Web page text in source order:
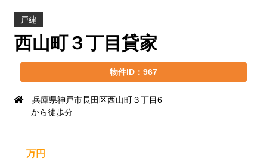
戸建
西山町３丁目貸家
物件ID：967
兵庫県神戸市長田区西山町３丁目6
から徒歩分
万円